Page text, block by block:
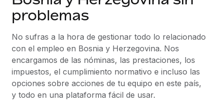
Nómina global
legalidad.
Employer of Record
Expándete en todo el mundo sin gastar en entidades.
Contractor of Record
Explorador de países
Consulta el soporte del empleo global según el país.
Explorador estatal de EE. UU.
Simplifica la contratación en todos los estados de EE.
UU.
Recursos
HERRAMIENTAS Y CALCULADORAS
Calculadora del riesgo de clasificación errónea
Consulta el riesgo de clasificación errónea por país.
Calculadora del coste por empleado
Precios
Español
problemas
No sufras a la hora de gestionar todo lo relacionado
con el empleo en Bosnia y Herzegovina. Nos
encargamos de las nóminas, las prestaciones, los
impuestos, el cumplimiento normativo e incluso las
opciones sobre acciones de tu equipo en este país,
y todo en una plataforma fácil de usar.